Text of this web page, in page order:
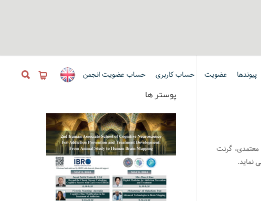
پیوندها عضویت حساب کاربری حساب عضویت انجمن
گرنت
پوستر ها